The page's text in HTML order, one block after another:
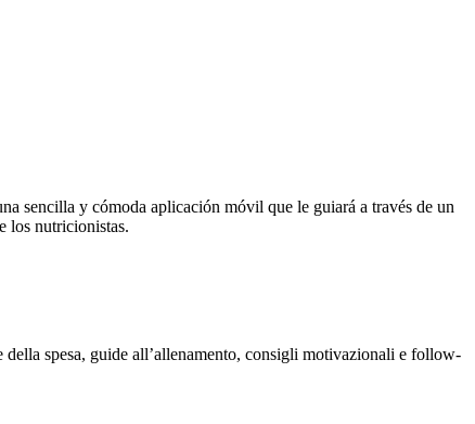
sencilla y cómoda aplicación móvil que le guiará a través de un
los nutricionistas.
spesa, guide all’allenamento, consigli motivazionali e follow-